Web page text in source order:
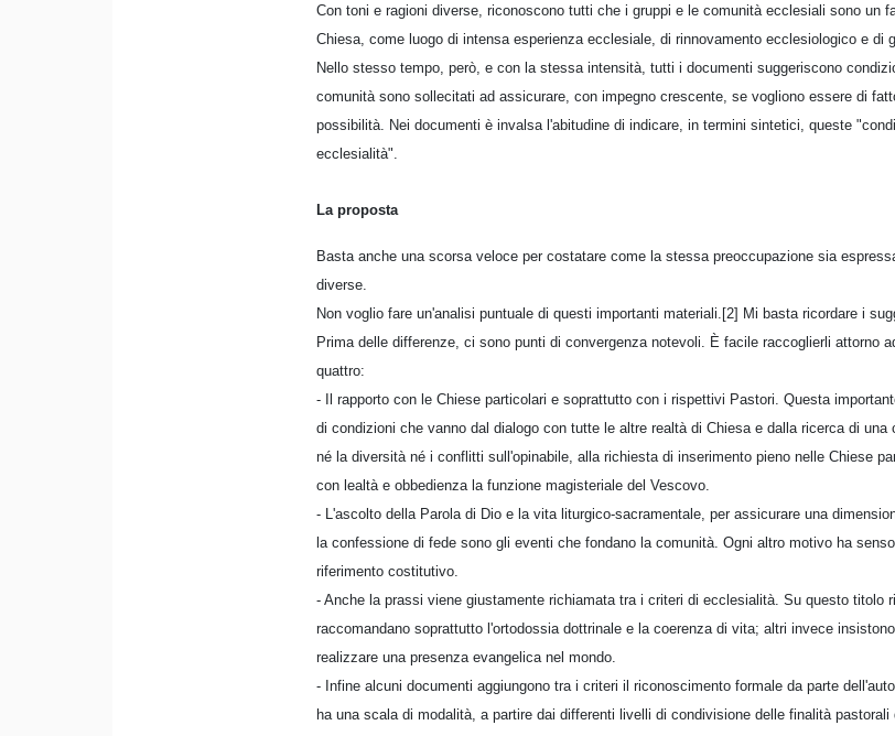
Con toni e ragioni diverse, riconoscono tutti che i gruppi e le comunità ecclesiali sono un
Chiesa, come luogo di intensa esperienza ecclesiale, di rinnovamento ecclesiologico e di
Nello stesso tempo, però, e con la stessa intensità, tutti i documenti suggeriscono
comunità sono sollecitati ad assicurare, con impegno crescente, se vogliono essere di
possibilità. Nei documenti è invalsa l'abitudine di indicare, in termini sintetici, queste
ecclesialità".
La proposta
Basta anche una scorsa veloce per costatare come la stessa preoccupazione sia
diverse.
Non voglio fare un'analisi puntuale di questi importanti materiali.[2] Mi basta ricordare i
Prima delle differenze, ci sono punti di convergenza notevoli. È facile raccoglierli attorno
quattro:
- Il rapporto con le Chiese particolari e soprattutto con i rispettivi Pastori. Questa
di condizioni che vanno dal dialogo con tutte le altre realtà di Chiesa e dalla ricerca di
né la diversità né i conflitti sull'opinabile, alla richiesta di inserimento pieno nelle Chiese
con lealtà e obbedienza la funzione magisteriale del Vescovo.
- L'ascolto della Parola di Dio e la vita liturgico-sacramentale, per assicurare una
la confessione di fede sono gli eventi che fondano la comunità. Ogni altro motivo ha
riferimento costitutivo.
- Anche la prassi viene giustamente richiamata tra i criteri di ecclesialità. Su questo titolo
raccomandano soprattutto l'ortodossia dottrinale e la coerenza di vita; altri invece
realizzare una presenza evangelica nel mondo.
- Infine alcuni documenti aggiungono tra i criteri il riconoscimento formale da parte
ha una scala di modalità, a partire dai differenti livelli di condivisione delle finalità pastorali